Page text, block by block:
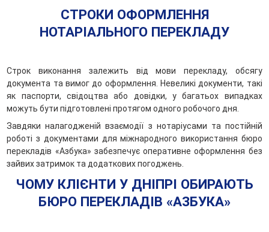
СТРОКИ ОФОРМЛЕННЯ
НОТАРІАЛЬНОГО ПЕРЕКЛАДУ
Строк виконання залежить від мови перекладу, обсягу
документа та вимог до оформлення. Невеликі документи, такі
як паспорти, свідоцтва або довідки, у багатьох випадках
можуть бути підготовлені протягом одного робочого дня.
Завдяки налагодженій взаємодії з нотаріусами та постійній
роботі з документами для міжнародного використання бюро
перекладів «Азбука» забезпечує оперативне оформлення без
зайвих затримок та додаткових погоджень.
ЧОМУ КЛІЄНТИ У ДНІПРІ ОБИРАЮТЬ
БЮРО ПЕРЕКЛАДІВ «АЗБУКА»